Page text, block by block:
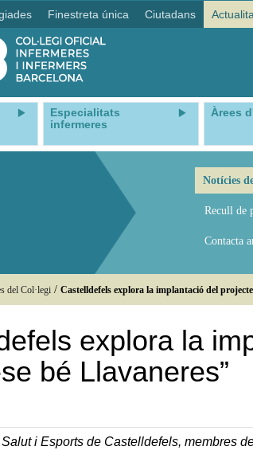
Finestreta única Ciutadans
Especialitats
infermeres
Àrees
Notícies
Recull de
Contacta
del Col·legi / Castelldefels explora la implantació del
explora la
bé Llavaneres”
i Esports de Castelldefels, membres